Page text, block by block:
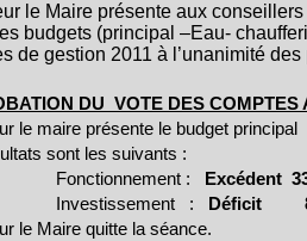
le Maire présente aux
budgets (principal –Eau-
de gestion 2011 à l’unanimité des
DU VOTE DES COMPTES
le maire présente le budget principal
sont les suivants :
Fonctionnement :
Excédent
Investissement
: Déficit
le Maire quitte la séance.